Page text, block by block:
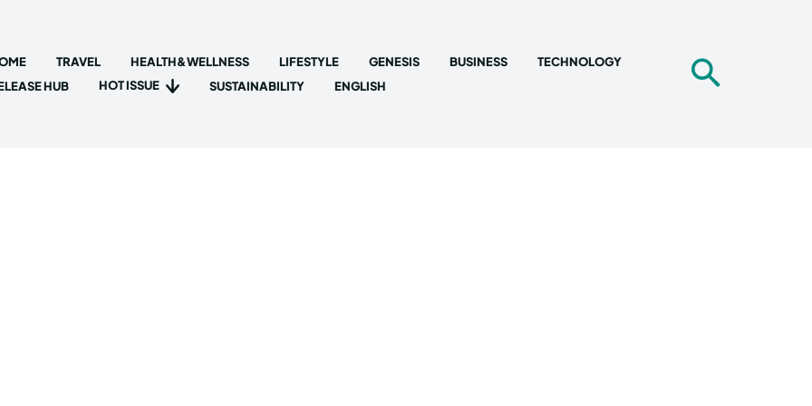
TRAVEL HEALTH&WELLNESS LIFESTYLE GENESIS BUSINESS
TECHNOLOGY
HUB
HOT ISSUE SUSTAINABILITY ENGLISH